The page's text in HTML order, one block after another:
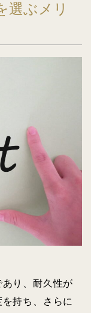
選ぶメリ
り、耐久性が
持ち、さらに